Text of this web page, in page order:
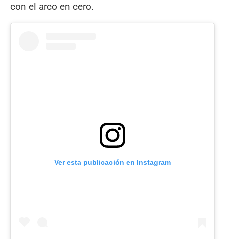
con el arco en cero.
Ver esta publicación en Instagram